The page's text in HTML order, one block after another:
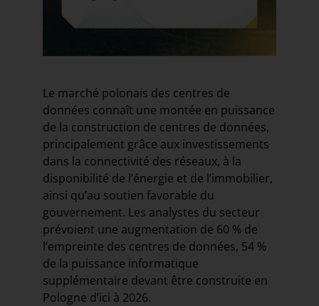
Le marché polonais des centres de
données connaît une montée en puissance
de la construction de centres de données,
principalement grâce aux investissements
dans la connectivité des réseaux, à la
disponibilité de l’énergie et de l’immobilier,
ainsi qu’au soutien favorable du
gouvernement. Les analystes du secteur
prévoient une augmentation de 60 % de
l’empreinte des centres de données, 54 %
de la puissance informatique
supplémentaire devant être construite en
Pologne d’ici à 2026.